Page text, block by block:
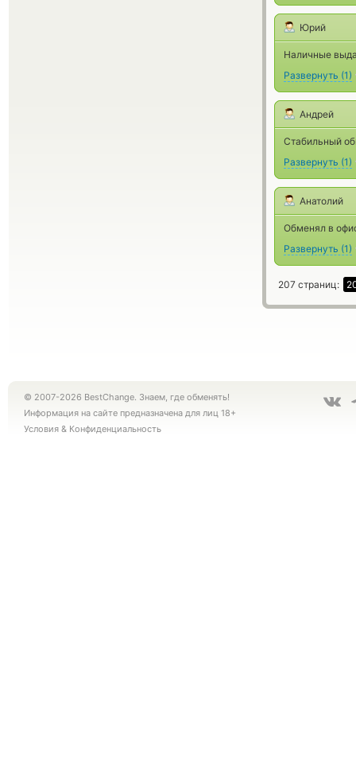
Юрий
Наличные
Развернуть (1)
Андрей
Стабильный
Развернуть (1)
Анатолий
Обменял в
Развернуть (1)
207 страниц:
© 2007-2026 BestChange. Знаем, где обменять!
Информация на сайте предназначена для лиц 18+
Условия & Конфиденциальность